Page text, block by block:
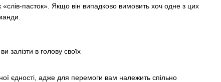
пасток». Якщо він випадково вимовить хоч одне з цих
залізти в голову своїх
єдності, адже для перемоги вам належить спільно